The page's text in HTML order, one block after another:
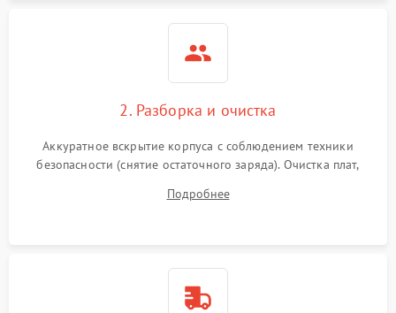
2. Разборка и очистка
Аккуратное вскрытие корпуса с соблюдением техники
безопасности (снятие остаточного заряда). Очистка плат,
и кистей для предотвращения перегрева и замыканий.
Подробнее